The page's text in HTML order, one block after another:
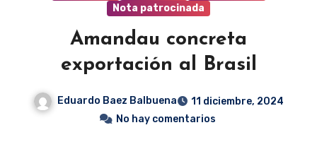
Nota patrocinada
Amandau concreta
exportación al Brasil
Eduardo Baez Balbuena
11 diciembre, 2024
No hay comentarios